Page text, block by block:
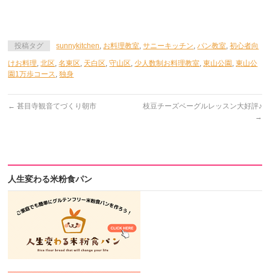
投稿タグ sunnykitchen, お料理教室,サニーキッチン,パン教室,初心者向
けお料理,北区,名東区, 天白区,守山区, 少人数制お料理教室,東山公園 ,東山公
園1万歩コース,独身
← 甚目寺観音てづくり朝市
枝豆チーズベーグルレッスン大好評♪
→
人生変わる米粉食パン